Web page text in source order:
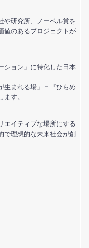
や研究所、ノーベル賞を
値のあるプロジェクトが
ション」に特化した日本
生まれる場」＝『ひらめ
す。
エイティブな場所にする
で理想的な未来社会が創